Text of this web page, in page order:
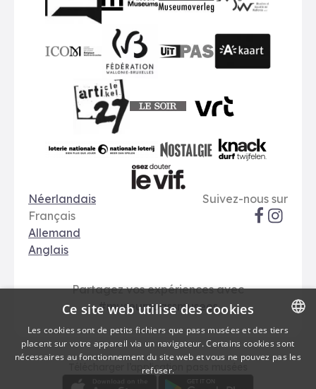
FWB
Art 27
Nostalgie
Options de langue
Néerlandais
Français
Allemand
Anglais
Réseaux
Suivez-nous sur
Partagez vos expériences avec
#museumpassmusees
Télécharger
Télécharger l’application pass musées
Moyens de
DUTCH
Ce site web utilise des cookies
Les cookies sont de petits fichiers que pass musées et des tiers
placent sur votre appareil via un navigateur. Certains cookies sont
nécessaires au fonctionnement du site web et vous ne pouvez pas les
refuser.